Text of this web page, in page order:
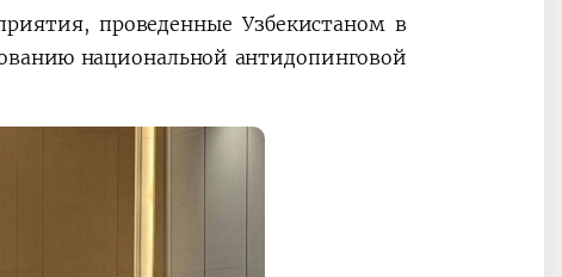
проведенные Узбекистаном в
национальной антидопинговой